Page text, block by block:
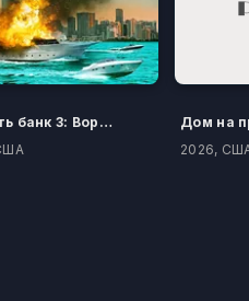
Сорвать банк 3: Вор-джентльмен
2026,